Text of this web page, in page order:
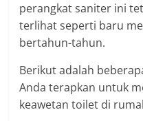
perangkat saniter ini
terlihat seperti baru
bertahun-tahun.
Berikut adalah
Anda terapkan untuk
keawetan toilet di